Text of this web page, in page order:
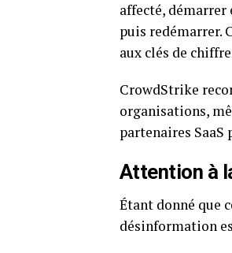
affecté, ⁢démarrer
puis redémarrer.
aux clés de
CrowdStrike
organisations,
partenaires
Attention à
Étant donné⁤ que
désinformation